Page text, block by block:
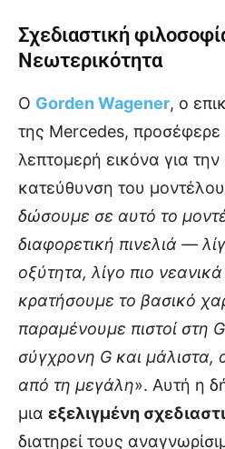
Σχεδιαστική
Νεωτερικότητα
Ο Gorden Wagener, ο
της Mercedes, προσέφερε
λεπτομερή εικόνα για την
κατεύθυνση του
δώσουμε σε αυτό το
διαφορετική πινελιά —
οξύτητα, λίγο πιο
κρατήσουμε το βασικό
παραμένουμε πιστοί στη
σύγχρονη G και μάλιστα,
από τη μεγάλη». Αυτή η
μια εξελιγμένη
διατηρεί τους